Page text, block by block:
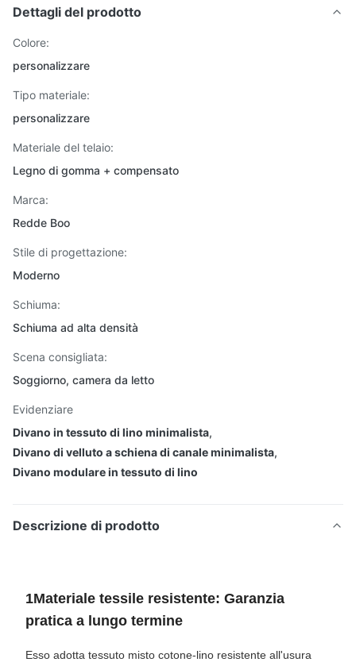
Dettagli del prodotto
Colore:
personalizzare
Tipo materiale:
personalizzare
Materiale del telaio:
Legno di gomma + compensato
Marca:
Redde Boo
Stile di progettazione:
Moderno
Schiuma:
Schiuma ad alta densità
Scena consigliata:
Soggiorno, camera da letto
Evidenziare
Divano in tessuto di lino minimalista,
Divano di velluto a schiena di canale minimalista,
Divano modulare in tessuto di lino
Descrizione di prodotto
1Materiale tessile resistente: Garanzia
pratica a lungo termine
Esso adotta tessuto misto cotone-lino resistente all'usura